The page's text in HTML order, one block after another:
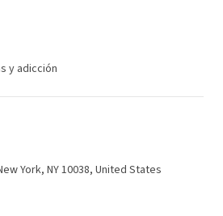
y adicción
York, NY 10038, United States